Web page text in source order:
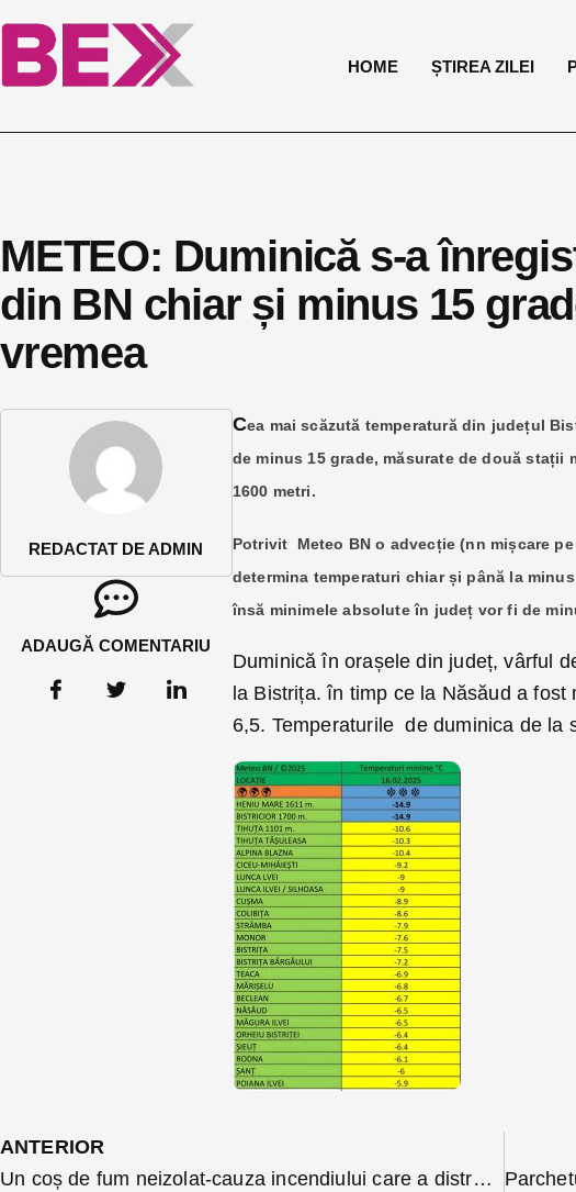
HOME ȘTIREA ZILEI
METEO: Duminică s-a
din BN chiar și minus 15
vremea
REDACTAT DE ADMIN
ADAUGĂ COMENTARIU
Cea mai scăzută temperatură din județul
de minus 15 grade, măsurate de două stații
1600 metri.
Potrivit Meteo BN o advecție (nn mișcare
determina temperaturi chiar și până la
însă minimele absolute în județ vor fi de
Duminică în orașele din județ, vârful
la Bistrița. în timp ce la Năsăud a
6,5. Temperaturile de duminica de la
ANTERIOR
Un coș de fum neizolat-cauza incendiului care a distrus duminică o casă în Braniștea